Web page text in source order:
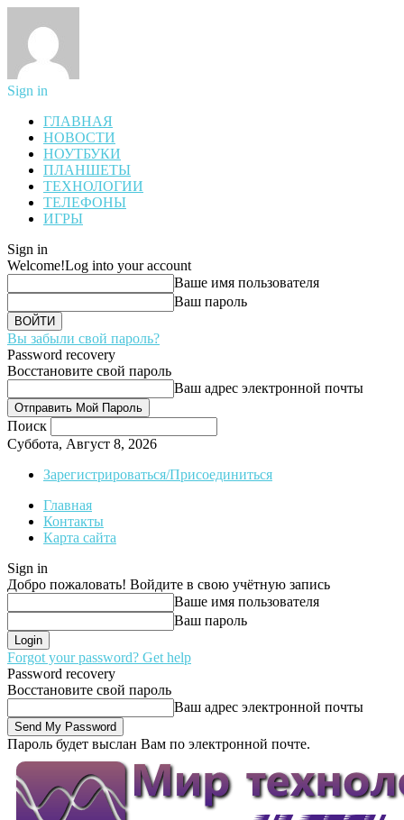
Sign in
ГЛАВНАЯ
НОВОСТИ
НОУТБУКИ
ПЛАНШЕТЫ
ТЕХНОЛОГИИ
ТЕЛЕФОНЫ
ИГРЫ
Sign in
Welcome!Log into your account
Ваше имя пользователя
Ваш пароль
Вы забыли свой пароль?
Password recovery
Восстановите свой пароль
Ваш адрес электронной почты
Поиск
Суббота, Август 8, 2026
Зарегистрироваться/Присоединиться
Главная
Контакты
Карта сайта
Sign in
Добро пожаловать! Войдите в свою учётную запись
Ваше имя пользователя
Ваш пароль
Forgot your password? Get help
Password recovery
Восстановите свой пароль
Ваш адрес электронной почты
Пароль будет выслан Вам по электронной почте.